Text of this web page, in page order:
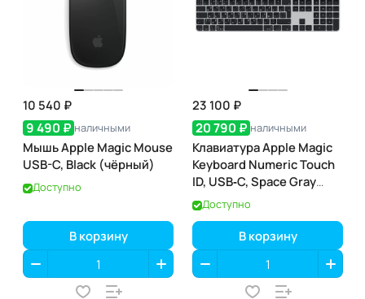
10 540 ₽
9 490 ₽ наличными
Мышь Apple Magic Mouse
USB-C, Black (чёрный)
Доступно
В корзину
23 100 ₽
20 790 ₽ наличными
Клавиатура Apple Magic
Keyboard Numeric Touch
ID, USB‑C, Space Gray
(тёмно-серая) (MXK83)
Доступно
В корзину